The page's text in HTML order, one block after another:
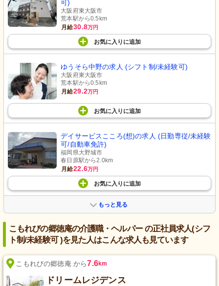
可)
大阪府東大阪市
荒本駅から0.5km
月給30.8万円
お気に入り に追加
ゆうそら中野の求人 (シフト制/未経験可)
大阪府東大阪市
荒本駅から0.5km
月給29.2万円
お気に入り に追加
デイサービスこころ(想)の求人 (日勤専従/未経験
可/自動車免許)
福岡県大野城市
春日原駅から2.0km
月給22.6万円
お気に入り に追加
もっと見る
こもれびの郷徳庵の介護職・ヘルパー の正社員求人(シフ
ト制/未経験可 )を見た人はこんな求人も見ています
こもれびの郷徳庵 から7.6km
ドリームレジデンス